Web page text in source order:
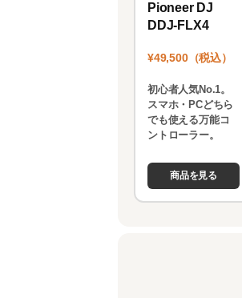
Pioneer DJ
DDJ-FLX4
¥49,500（税込）
初心者人気No.1。
スマホ・PCどちら
でも使える万能コ
ントローラー。
商品を見る